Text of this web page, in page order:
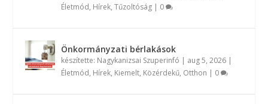
Életmód, Hírek,Tűzoltóság | 0
Önkormányzati bérlakások
készítette: Nagykanizsai Szuperinfó | aug 5, 2026 |
Életmód, Hírek, Kiemelt, Közérdekű, Otthon | 0